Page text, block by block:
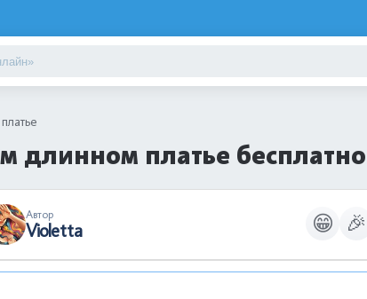
длинном платье бесплатно
Автор
Violetta 😁 🎉